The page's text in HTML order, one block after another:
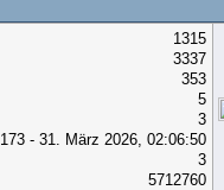
1315
3337
353
5
3
173 - 31. März 2026, 02:06:50
3
5712760